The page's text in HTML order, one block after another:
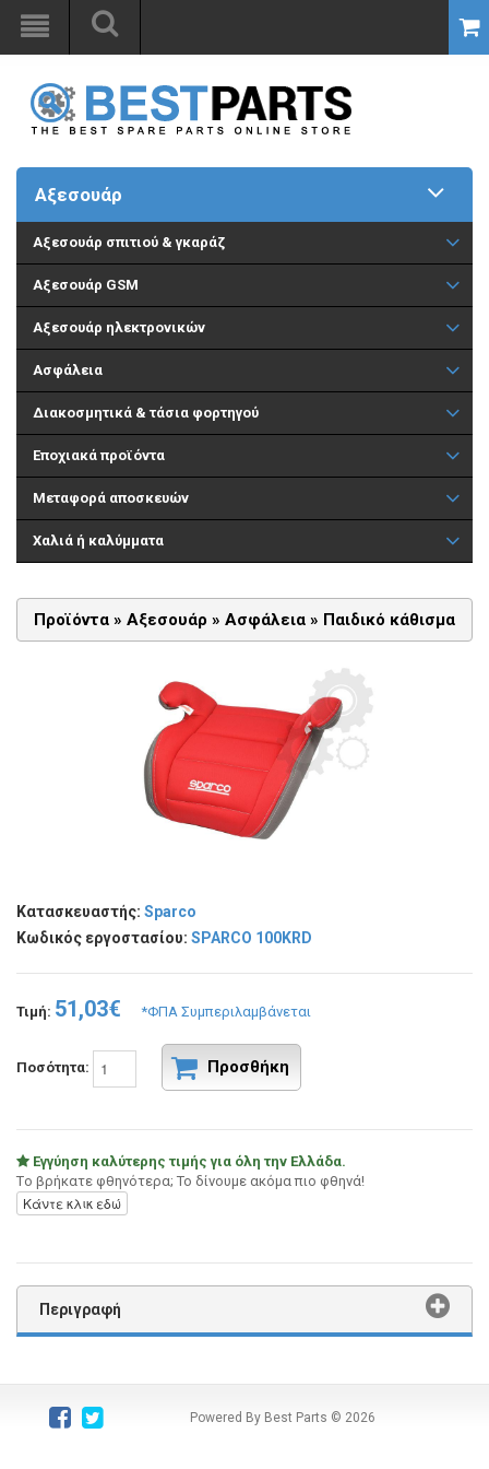
Αξεσουάρ
Aξεσουάρ σπιτιού & γκαράζ
Αξεσουάρ GSM
Αξεσουάρ ηλεκτρονικών
Ασφάλεια
Διακοσμητικά & τάσια φορτηγού
Εποχιακά προϊόντα
Μεταφορά αποσκευών
Χαλιά ή καλύμματα
Προϊόντα » Αξεσουάρ » Ασφάλεια » Παιδικό κάθισμα
Κατασκευαστής: Sparco
Κωδικός εργοστασίου: SPARCO 100KRD
Τιμή: 51,03€ *ΦΠΑ Συμπεριλαμβάνεται
Ποσότητα: Προσθήκη
Εγγύηση καλύτερης τιμής για όλη την Ελλάδα.
Tο βρήκατε φθηνότερα; Το δίνουμε ακόμα πιο φθηνά!
Κάντε κλικ εδώ
Περιγραφή
Powered By Best Parts © 2026